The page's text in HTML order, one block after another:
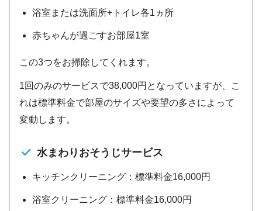
浴室または洗面所+トイレ各1ヵ所
赤ちゃんが過ごすお部屋1室
この3つをお掃除してくれます。
1回のみのサービスで38,000円となっていますが、こ
れは標準料金で部屋のサイズや要望の多さによって
変動します。
水まわりおそうじサービス
キッチンクリーニング：標準料金16,000円
浴室クリーニング：標準料金16,000円